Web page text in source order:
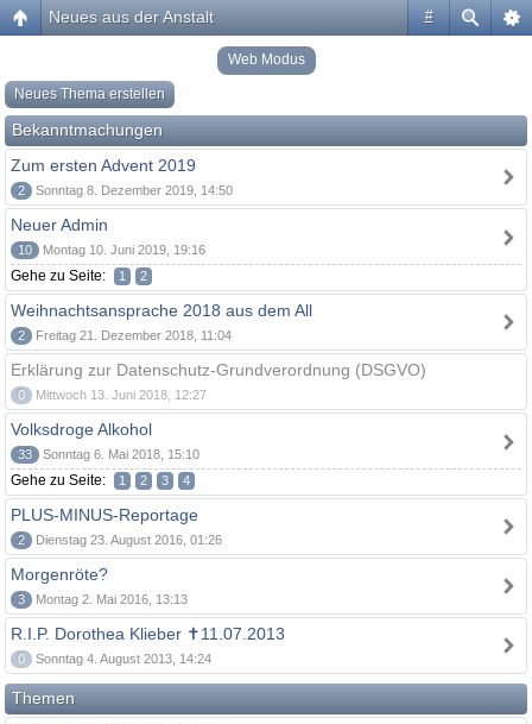
#
Neues aus der Anstalt
Web Modus
Neues Thema erstellen
Bekanntmachungen
Zum ersten Advent 2019
2 Sonntag 8. Dezember 2019, 14:50
Neuer Admin
10 Montag 10. Juni 2019, 19:16
Gehe zu Seite: 1 2
Weihnachtsansprache 2018 aus dem All
2 Freitag 21. Dezember 2018, 11:04
Erklärung zur Datenschutz-Grundverordnung (DSGVO)
0 Mittwoch 13. Juni 2018, 12:27
Volksdroge Alkohol
33 Sonntag 6. Mai 2018, 15:10
Gehe zu Seite: 1 2 3 4
PLUS-MINUS-Reportage
2 Dienstag 23. August 2016, 01:26
Morgenröte?
3 Montag 2. Mai 2016, 13:13
R.I.P. Dorothea Klieber ✝11.07.2013
0 Sonntag 4. August 2013, 14:24
Themen